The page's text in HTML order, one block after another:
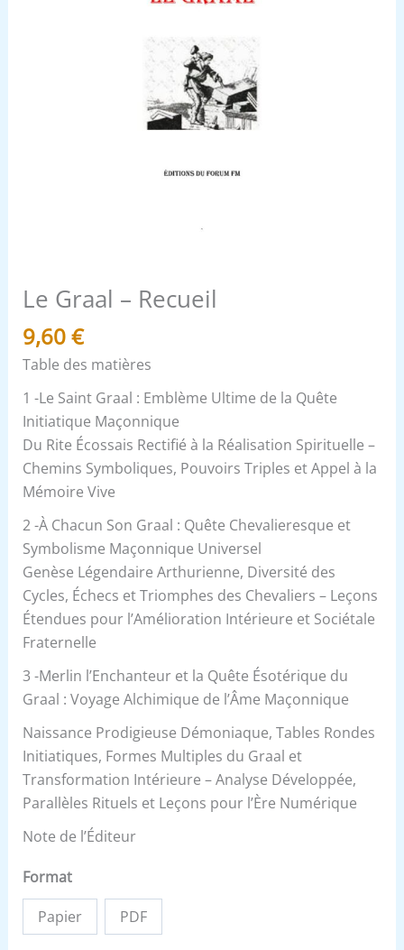
Le Graal – Recueil
9,60€
Table des matières
1 -Le Saint Graal : Emblème Ultime de la Quête
Initiatique Maçonnique
Du Rite Écossais Rectifié à la Réalisation Spirituelle –
Chemins Symboliques, Pouvoirs Triples et Appel à la
Mémoire Vive
2 -À Chacun Son Graal : Quête Chevalieresque et
Symbolisme Maçonnique Universel
Genèse Légendaire Arthurienne, Diversité des
Cycles, Échecs et Triomphes des Chevaliers – Leçons
Étendues pour l’Amélioration Intérieure et Sociétale
Fraternelle
3 -Merlin l’Enchanteur et la Quête Ésotérique du
Graal : Voyage Alchimique de l’Âme Maçonnique
Naissance Prodigieuse Démoniaque, Tables Rondes
Initiatiques, Formes Multiples du Graal et
Transformation Intérieure – Analyse Développée,
Parallèles Rituels et Leçons pour l’Ère Numérique
Note de l’Éditeur
Format
Papier PDF